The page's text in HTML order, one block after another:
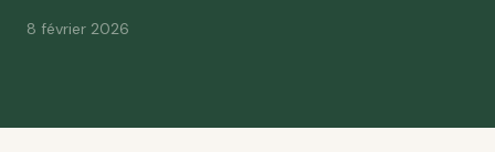
8 février 2026